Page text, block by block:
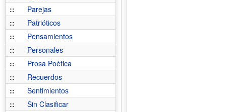
::
Parejas
::
Patrióticos
::
Pensamientos
::
Personales
::
Prosa Poética
::
Recuerdos
::
Sentimientos
::
Sin Clasificar